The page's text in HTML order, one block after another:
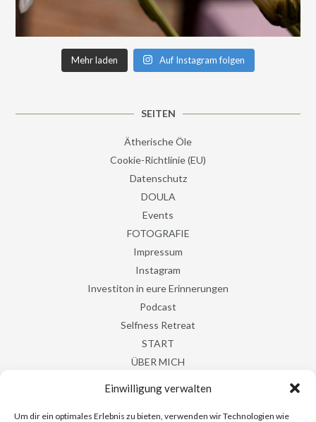
Einwilligung verwalten
Um dir ein optimales Erlebnis zu bieten, verwenden wir Technologien wie
Mehr laden Auf Instagram folgen
SEITEN
Ätherische Öle
Cookie-Richtlinie (EU)
Datenschutz
DOULA
Events
FOTOGRAFIE
Impressum
Instagram
Investiton in eure Erinnerungen
Podcast
Selfness Retreat
START
ÜBER MICH
Yoga & Klang
Yoga & Salz